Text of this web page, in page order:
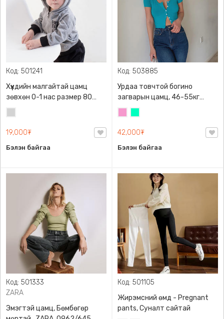
Код: 501241
Хүүхдийн малгайтай цамц
зөвхөн 0-1 нас размер 80
сонголттой
19,000₮
Бэлэн байгаа
Код: 503885
Урдаа товчтой богино
загварын цамц, 46-55кг
жинд таарна
42,000₮
Бэлэн байгаа
Код: 501333
ZARA
Эмэгтэй цамц, Бөмбөгөр
Код: 501105
Жирэмсний өмд - Pregnant
pants, Суналт сайтай